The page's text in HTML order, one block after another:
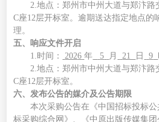
2.地点：郑州市中州大道与郑汴
C座12层开标室。逾期送达指定地点的
理。
五、响应文件开启
1.时间：
2026 年 5 月 21 日 9
2.地点：郑州市中州大道与郑汴
C座12层开标室。
六、发布公告的媒介及公告期限
本次采购公告在 《中国招标投标
标采购综合网》
、《中原出版传媒集